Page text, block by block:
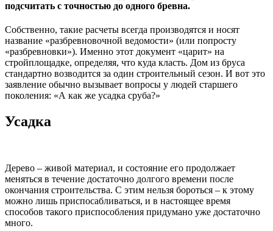
подсчитать с точностью до одного бревна.
Собственно, такие расчеты всегда производятся и носят
название «разбревновочной ведомости» (или попросту
«разбревновки»). Именно этот документ «царит» на
стройплощадке, определяя, что куда класть. Дом из бруса
стандартно возводится за один строительный сезон. И вот это
заявление обычно вызывает вопросы у людей старшего
поколения: «А как же усадка сруба?»
Усадка
Дерево – живой материал, и состояние его продолжает
меняться в течение достаточно долгого времени после
окончания строительства. С этим нельзя бороться – к этому
можно лишь приспосабливаться, и в настоящее время
способов такого приспособления придумано уже достаточно
много.